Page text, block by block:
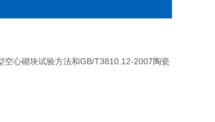
心砌块试验方法和GB/T3810.12-2007陶瓷